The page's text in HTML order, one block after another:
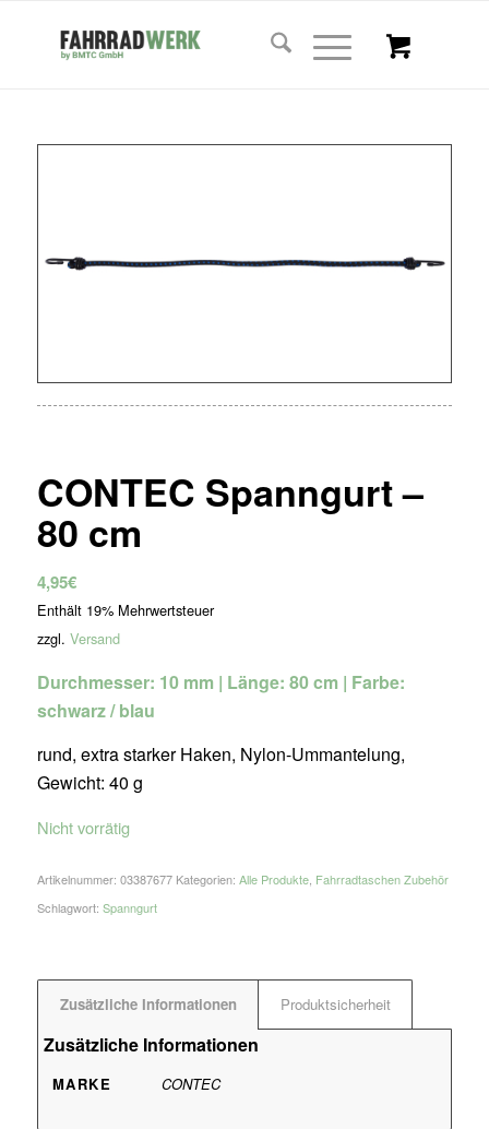
CONTEC Spanngurt –
80 cm
4,95€
Enthält 19% Mehrwertsteuer
zzgl. Versand
Durchmesser: 10 mm | Länge: 80 cm | Farbe:
schwarz / blau
rund, extra starker Haken, Nylon-Ummantelung,
Gewicht: 40 g
Nicht vorrätig
Artikelnummer: 03387677 Kategorien: Alle Produkte, Fahrradtaschen Zubehör
Schlagwort: Spanngurt
Zusätzliche Informationen Produktsicherheit
Zusätzliche Informationen
MARKE CONTEC